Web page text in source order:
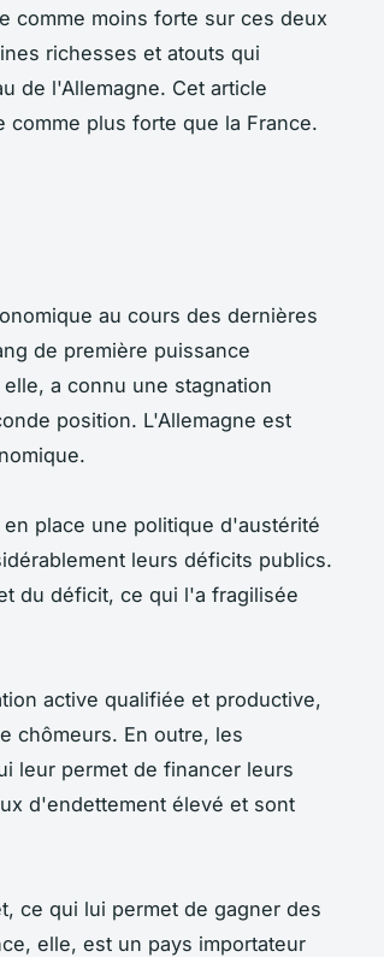
comme moins forte sur ces deux
richesses et atouts qui
de l'Allemagne. Cet article
plus forte que la France.
au cours des dernières
de première puissance
a connu une stagnation
position. L'Allemagne est
place une politique d'austérité
leurs déficits publics.
du déficit, ce qui l'a fragilisée
active qualifiée et productive,
chômeurs. En outre, les
leur permet de financer leurs
d'endettement élevé et sont
ce qui lui permet de gagner des
elle, est un pays importateur